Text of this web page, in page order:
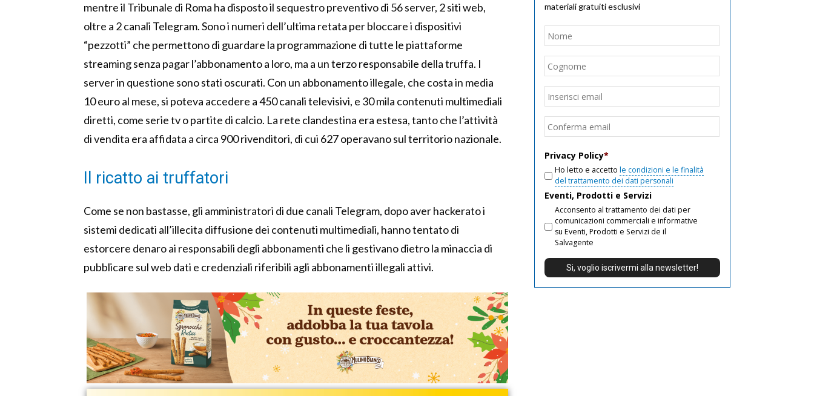
mentre il Tribunale di Roma ha disposto il sequestro preventivo di 56 server, 2 siti web,
oltre a 2 canali Telegram. Sono i numeri dell’ultima retata per bloccare i dispositivi
“pezzotti” che permettono di guardare la programmazione di tutte le piattaforme
streaming senza pagar l’abbonamento a loro, ma a un terzo responsabile della truffa. I
server in questione sono stati oscurati. Con un abbonamento illegale, che costa in media
10 euro al mese, si poteva accedere a 450 canali televisivi, e 30 mila contenuti multimediali
diretti, come serie tv o partite di calcio. La rete clandestina era estesa, tanto che l’attività
di vendita era affidata a circa 900 rivenditori, di cui 627 operavano sul territorio nazionale.
Il ricatto ai truffatori
Come se non bastasse, gli amministratori di due canali Telegram, dopo aver hackerato i
sistemi dedicati all’illecita diffusione dei contenuti multimediali, hanno tentato di
estorcere denaro ai responsabili degli abbonamenti che li gestivano dietro la minaccia di
pubblicare sul web dati e credenziali riferibili agli abbonamenti illegali attivi.
materiali gratuiti esclusivi
Nome
Email
Privacy Policy*
Ho letto e accetto le condizioni e le finalità
del trattamento dei dati personali
Eventi, Prodotti e Servizi
Acconsento al trattamento dei dati per
comunicazioni commerciali e informative
su Eventi, Prodotti e Servizi de il
Salvagente